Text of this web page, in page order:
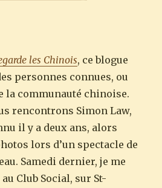
les Chinois, ce blogue
personnes connues, ou
la communauté chinoise.
rencontrons Simon Law,
il y a deux ans, alors
lors d’un spectacle de
Samedi dernier, je me
Club Social, sur St-